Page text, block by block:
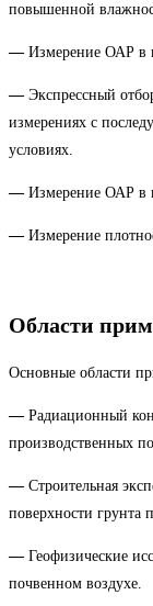
повышенной
— Измерение ОАР в
— Экспрессный
измерениях с
условиях.
— Измерение ОАР в
— Измерение
Области
Основные области
— Радиационный
производственных
— Строительная
поверхности грунта
— Геофизические
почвенном воздухе.